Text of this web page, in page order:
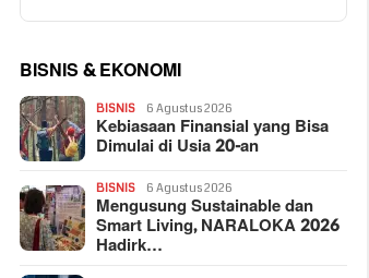
BISNIS & EKONOMI
BISNIS 6 Agustus 2026
Kebiasaan Finansial yang Bisa
Dimulai di Usia 20-an
BISNIS 6 Agustus 2026
Mengusung Sustainable dan
Smart Living, NARALOKA 2026
Hadirk…